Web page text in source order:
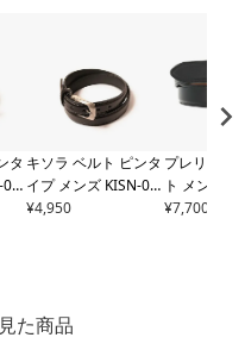
タ
00
キソラ ベルト ピンタ
イプ メンズ KISN-00
1 kissora | ビジネス
¥4,950
プレリー ギ
ト メンズ
日本製
¥7,700
た商品